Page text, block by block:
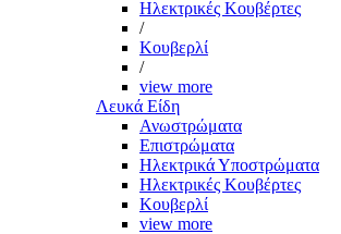
Ηλεκτρικές Κουβέρτες
/
Κουβερλί
/
view more
Λευκά Είδη
Ανωστρώματα
Επιστρώματα
Ηλεκτρικά Υποστρώματα
Ηλεκτρικές Κουβέρτες
Κουβερλί
view more